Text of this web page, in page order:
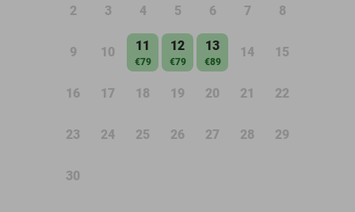
2 3 4 5 6 7 8
9 10 11
€79
12
€79
13
€89
14 15
16 17 18 19 20 21 22
23 24 25 26 27 28 29
30